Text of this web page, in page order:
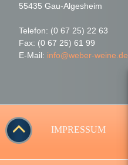
55435 Gau-Algesheim
Telefon: (0 67 25) 22 63
Fax: (0 67 25) 61 99
E-Mail: info@weber-weine.de
IMPRESSUM